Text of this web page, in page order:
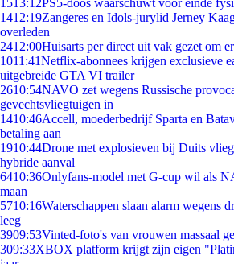
1513:12PS5-doos waarschuwt voor einde
1412:19Zangeres en Idols-jurylid Jerney
overleden
2412:00Huisarts per direct uit vak gezet om
1011:41Netflix-abonnees krijgen exclusieve
uitgebreide GTA VI trailer
2610:54NAVO zet wegens Russische
gevechtsvliegtuigen in
1410:46Accell, moederbedrijf Sparta en
betaling aan
1910:44Drone met explosieven bij Duits
hybride aanval
6410:36Onlyfans-model met G-cup wil als
maan
5710:16Waterschappen slaan alarm wegens
leeg
3909:53Vinted-foto's van vrouwen massaal
309:33XBOX platform krijgt zijn eigen